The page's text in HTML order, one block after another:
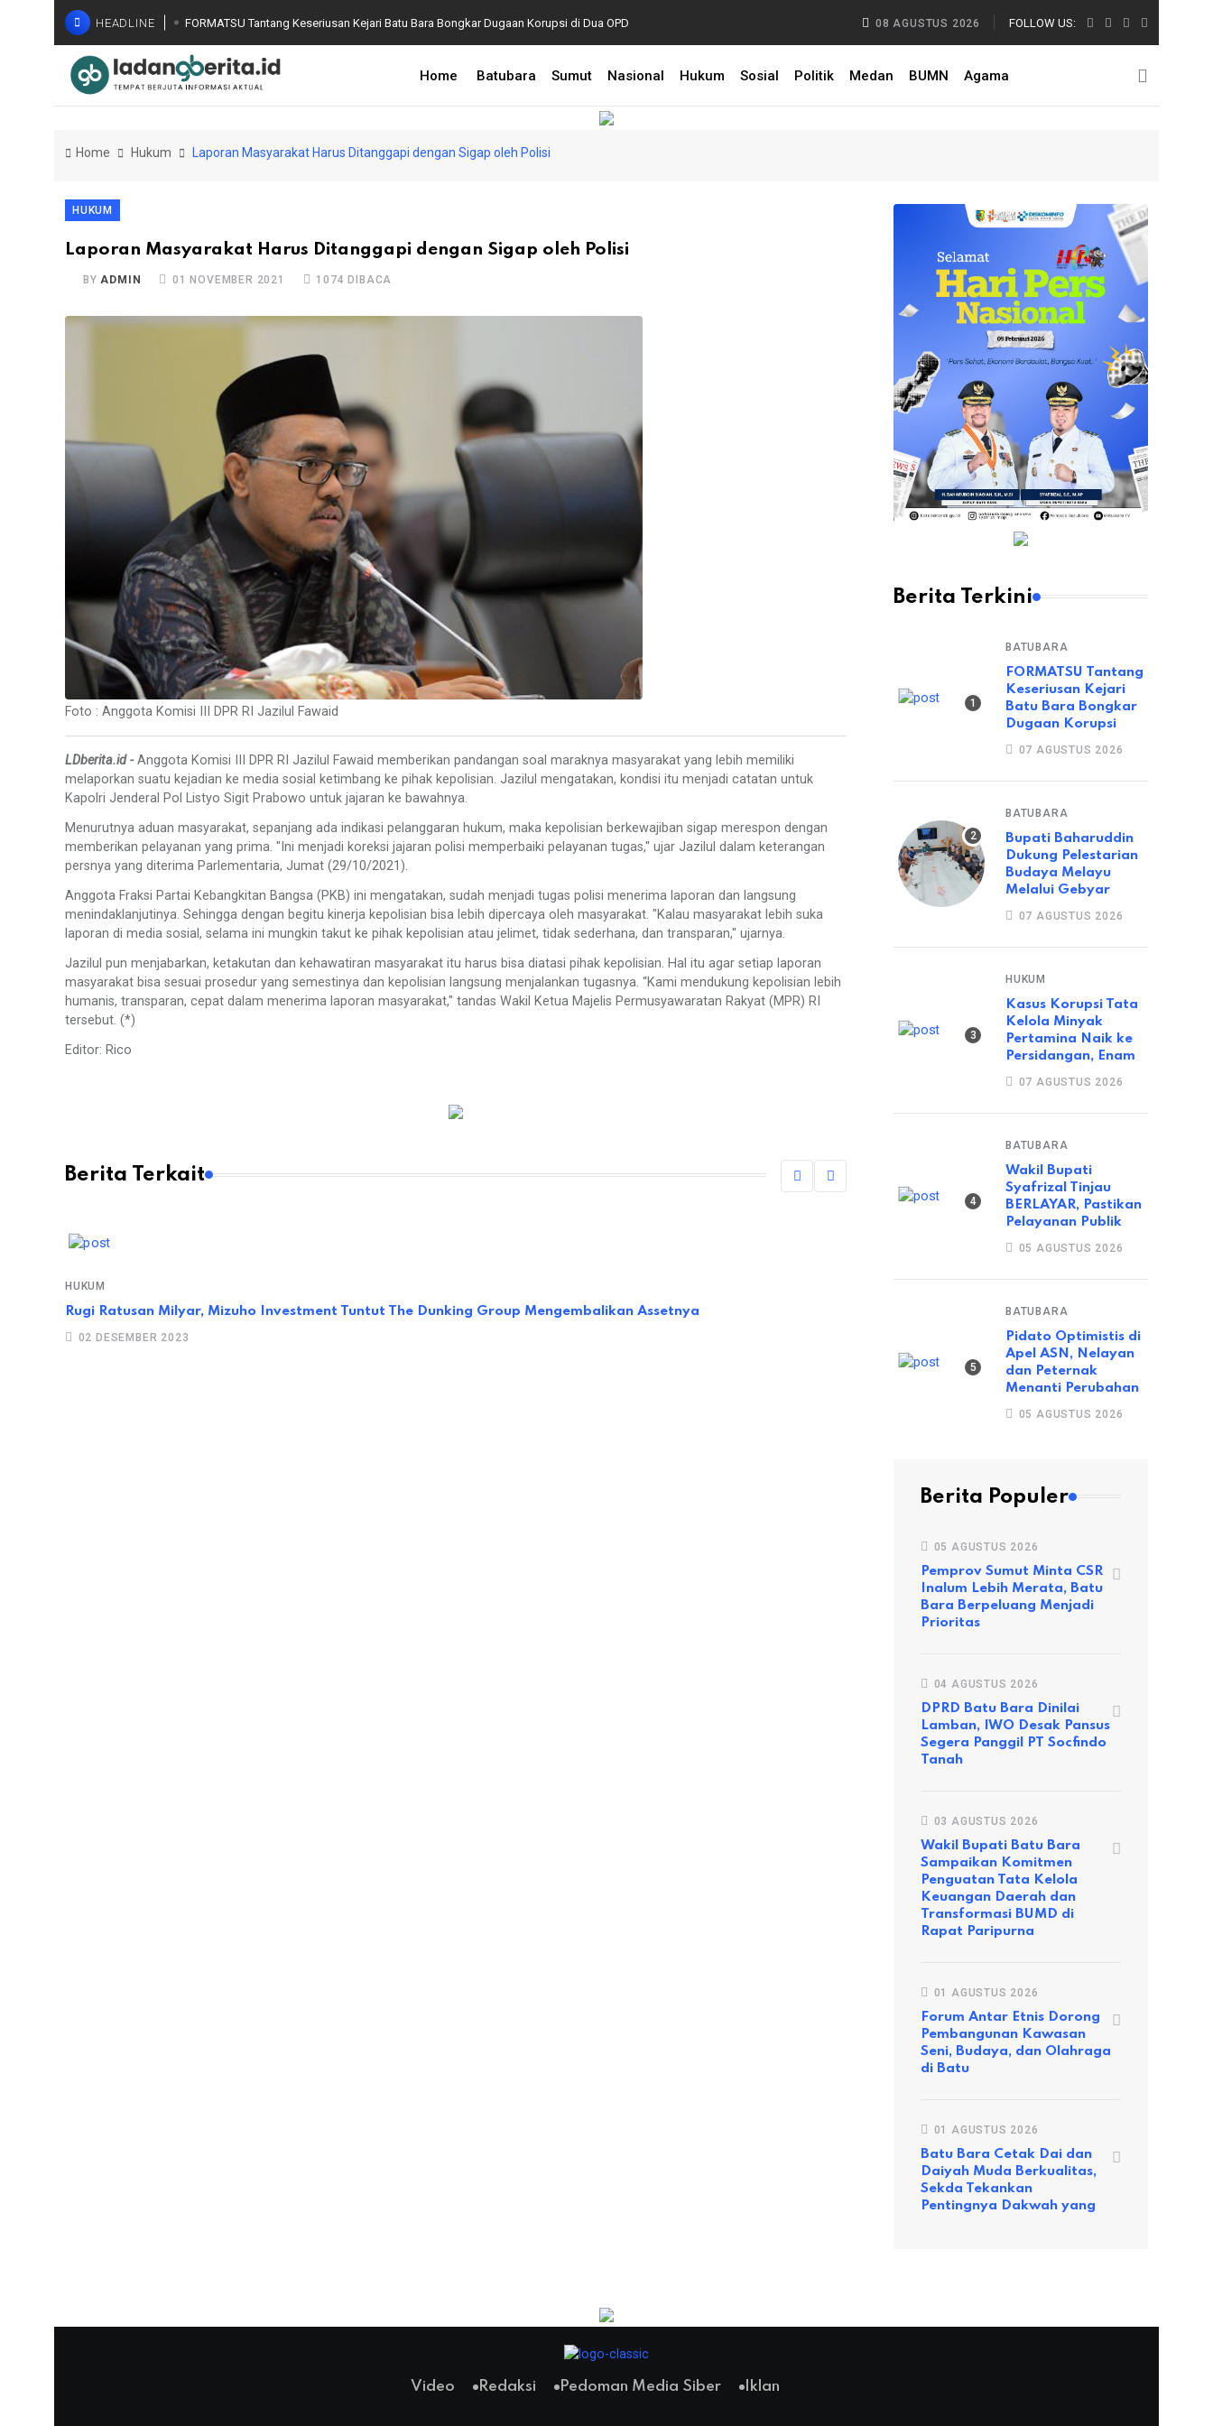
HEADLINE FORMATSU Tantang Keseriusan Kejari Batu Bara Bongkar Dugaan Korupsi di Dua OPD
Bupati Baharuddin Dukung Pelestarian Budaya Melayu Melalui Gebyar Bertanjak Jilid 7 Tahun
08 AGUSTUS 2026 FOLLOW US:
Home Batubara Sumut Nasional Hukum Sosial Politik Medan BUMN Agama
Home Hukum Laporan Masyarakat Harus Ditanggapi dengan Sigap oleh Polisi
HUKUM
Laporan Masyarakat Harus Ditanggapi dengan Sigap oleh Polisi
BYADMIN 01 NOVEMBER 2021 1074 DIBACA
Foto : Anggota Komisi III DPR RI Jazilul Fawaid
LDberita.id -Anggota Komisi III DPR RI Jazilul Fawaid memberikan pandangan soal maraknya masyarakat yang lebih memiliki
melaporkan suatu kejadian ke media sosial ketimbang ke pihak kepolisian. Jazilul mengatakan, kondisi itu menjadi catatan untuk
Kapolri Jenderal Pol Listyo Sigit Prabowo untuk jajaran ke bawahnya.
Menurutnya aduan masyarakat, sepanjang ada indikasi pelanggaran hukum, maka kepolisian berkewajiban sigap merespon dengan
memberikan pelayanan yang prima. "Ini menjadi koreksi jajaran polisi memperbaiki pelayanan tugas," ujar Jazilul dalam keterangan
persnya yang diterima Parlementaria, Jumat (29/10/2021).
Anggota Fraksi Partai Kebangkitan Bangsa (PKB) ini mengatakan, sudah menjadi tugas polisi menerima laporan dan langsung
menindaklanjutinya. Sehingga dengan begitu kinerja kepolisian bisa lebih dipercaya oleh masyarakat. "Kalau masyarakat lebih suka
laporan di media sosial, selama ini mungkin takut ke pihak kepolisian atau jelimet, tidak sederhana, dan transparan," ujarnya.
Jazilul pun menjabarkan, ketakutan dan kehawatiran masyarakat itu harus bisa diatasi pihak kepolisian. Hal itu agar setiap laporan
masyarakat bisa sesuai prosedur yang semestinya dan kepolisian langsung menjalankan tugasnya. “Kami mendukung kepolisian lebih
humanis, transparan, cepat dalam menerima laporan masyarakat," tandas Wakil Ketua Majelis Permusyawaratan Rakyat (MPR) RI
tersebut. (*)
Editor: Rico
Berita Terkait
HUKUM
Rugi Ratusan Milyar, Mizuho Investment Tuntut The Dunking Group Mengembalikan Assetnya
02 DESEMBER 2023
HUT RI ke-80: Kejaksaan Ajak Insan Adhyaksa Ukir
Berita Terkini
BATUBARA
FORMATSU Tantang
Keseriusan Kejari
Batu Bara Bongkar
Dugaan Korupsi
07 AGUSTUS 2026
BATUBARA
Bupati Baharuddin
Dukung Pelestarian
Budaya Melayu
Melalui Gebyar
07 AGUSTUS 2026
HUKUM
Kasus Korupsi Tata
Kelola Minyak
Pertamina Naik ke
Persidangan, Enam
07 AGUSTUS 2026
BATUBARA
Wakil Bupati
Syafrizal Tinjau
BERLAYAR, Pastikan
Pelayanan Publik
05 AGUSTUS 2026
BATUBARA
Pidato Optimistis di
Apel ASN, Nelayan
dan Peternak
Menanti Perubahan
05 AGUSTUS 2026
Berita Populer
05 AGUSTUS 2026
Pemprov Sumut Minta CSR
Inalum Lebih Merata, Batu
Bara Berpeluang Menjadi
Prioritas
04 AGUSTUS 2026
DPRD Batu Bara Dinilai
Lamban, IWO Desak Pansus
Segera Panggil PT Socfindo
Tanah
03 AGUSTUS 2026
Wakil Bupati Batu Bara
Sampaikan Komitmen
Penguatan Tata Kelola
Keuangan Daerah dan
Transformasi BUMD di
Rapat Paripurna
01 AGUSTUS 2026
Forum Antar Etnis Dorong
Pembangunan Kawasan
Seni, Budaya, dan Olahraga
di Batu
01 AGUSTUS 2026
Batu Bara Cetak Dai dan
Daiyah Muda Berkualitas,
Sekda Tekankan
Pentingnya Dakwah yang
Video Redaksi Pedoman Media Siber Iklan